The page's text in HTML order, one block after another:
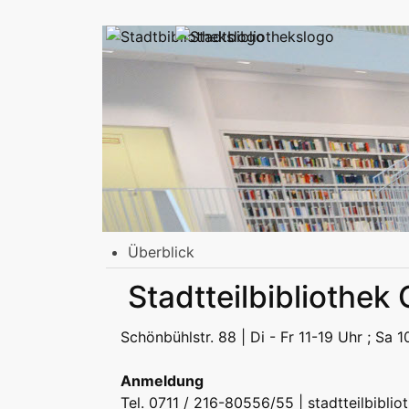
Überblick
Stadtbibliothek am Mailänder Platz
Erwachsene Jugend | Freizeit Kinder |
Erwachsene Jugend | Freizeit Kinder |
Stadtteilbibliothek
Schönbühlstr. 88 | Di - Fr 11-19 Uhr ; Sa
Anmeldung
Tel. 0711 / 216-80556/55 |